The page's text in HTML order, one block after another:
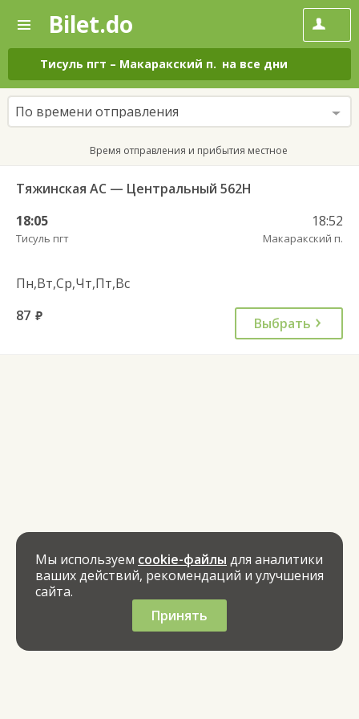
—
Поиск
и
покупка
билетов
на
автобус
онлайн
Bilet.do
Тисуль пгт – Макаракский п. на все дни
По времени отправления
Время отправления и прибытия местное
Тяжинская АС — Центральный 562Н
18:05
Тисуль пгт
18:52
Макаракский п.
Пн,Вт,Ср,Чт,Пт,Вс
87 руб. Выбрать
Мы используем cookie-файлы для аналитики
ваших действий, рекомендаций и улучшения
сайта.
Принять